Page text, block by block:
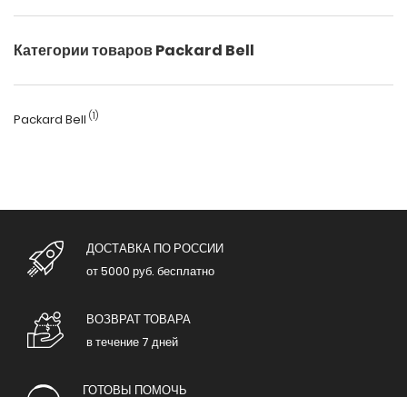
Категории товаров Packard Bell
Packard Bell (1)
ДОСТАВКА ПО РОССИИ
от 5000 руб. бесплатно
ВОЗВРАТ ТОВАРА
в течение 7 дней
ГОТОВЫ ПОМОЧЬ